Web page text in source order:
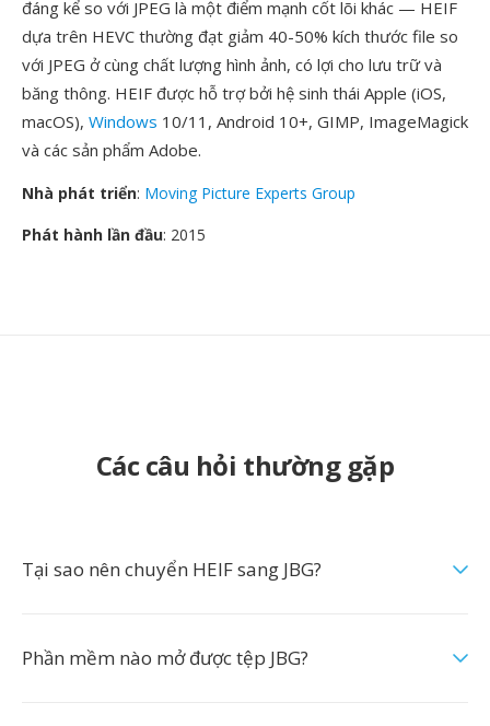
đáng kể so với JPEG là một điểm mạnh cốt lõi khác — HEIF
dựa trên HEVC thường đạt giảm 40-50% kích thước file so
với JPEG ở cùng chất lượng hình ảnh, có lợi cho lưu trữ và
băng thông. HEIF được hỗ trợ bởi hệ sinh thái Apple (iOS,
macOS), Windows 10/11, Android 10+, GIMP, ImageMagick
và các sản phẩm Adobe.
Nhà phát triển: Moving Picture Experts Group
Phát hành lần đầu: 2015
Các câu hỏi thường gặp
Tại sao nên chuyển HEIF sang JBG?
Phần mềm nào mở được tệp JBG?